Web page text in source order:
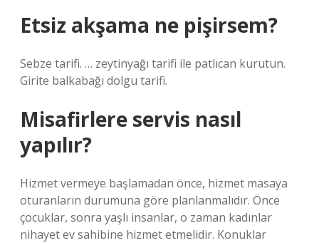
Etsiz akşama ne pişirsem?
Sebze tarifi. … zeytinyağı tarifi ile patlıcan kurutun.
Girite balkabağı dolgu tarifi.
Misafirlere servis nasıl
yapılır?
Hizmet vermeye başlamadan önce, hizmet masaya
oturanların durumuna göre planlanmalıdır. Önce
çocuklar, sonra yaşlı insanlar, o zaman kadınlar
nihayet ev sahibine hizmet etmelidir. Konuklar